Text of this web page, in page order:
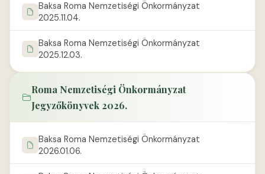
Baksa Roma Nemzetiségi Önkormányzat
2025.11.04.
Baksa Roma Nemzetiségi Önkormányzat
2025.12.03.
Roma Nemzetiségi Önkormányzat
Jegyzőkönyvek 2026.
Baksa Roma Nemzetiségi Önkormányzat
2026.01.06.